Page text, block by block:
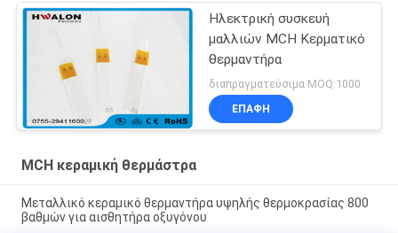
Ηλεκτρική συσκευή
μαλλιών MCH Κερματικό
θερμαντήρα
διαπραγματεύσιμα MOQ:1000
ΕΠΑΦΉ
MCH κεραμική θερμάστρα
Μεταλλικό κεραμικό θερμαντήρα υψηλής θερμοκρασίας 800
βαθμών για αισθητήρα οξυγόνου